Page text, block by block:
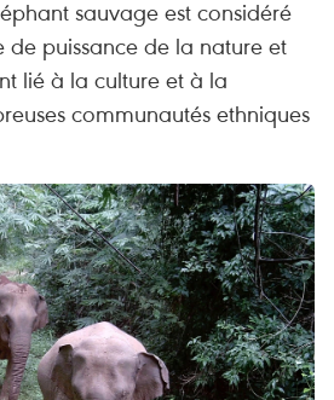
sauvage est considéré
puissance de la nature et
lié à la culture et à la
communautés ethniques